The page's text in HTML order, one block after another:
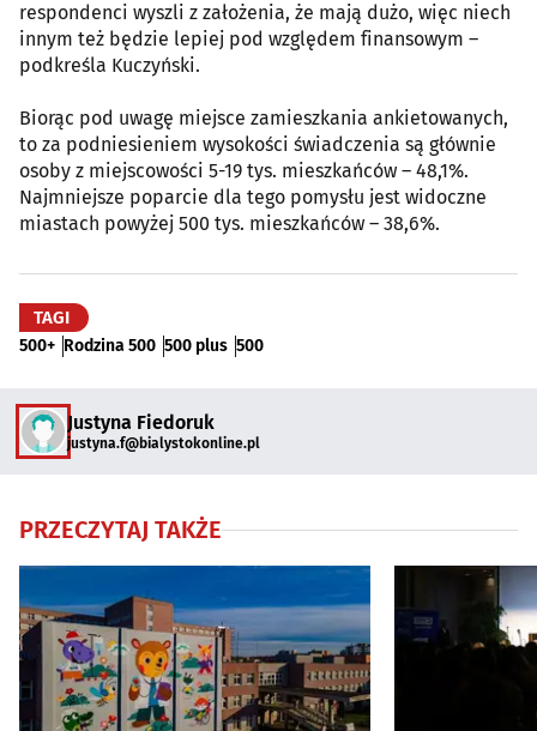
respondenci wyszli z założenia, że mają dużo, więc niech
innym też będzie lepiej pod względem finansowym –
podkreśla Kuczyński.
Biorąc pod uwagę miejsce zamieszkania ankietowanych,
to za podniesieniem wysokości świadczenia są głównie
osoby z miejscowości 5-19 tys. mieszkańców – 48,1%.
Najmniejsze poparcie dla tego pomysłu jest widoczne
miastach powyżej 500 tys. mieszkańców – 38,6%.
TAGI
500+ Rodzina 500 500 plus 500
Justyna Fiedoruk
justyna.f@bialystokonline.pl
PRZECZYTAJ TAKŻE